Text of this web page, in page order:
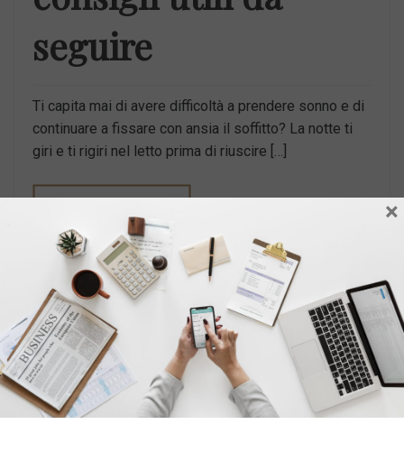
seguire
Ti capita mai di avere difficoltà a prendere sonno e di
continuare a fissare con ansia il soffitto? La notte ti
giri e ti rigiri nel letto prima di riuscire […]
Pubblicato il:13 Novembre 2021
Pubblicato da:
Francesca Maria Battilana
×